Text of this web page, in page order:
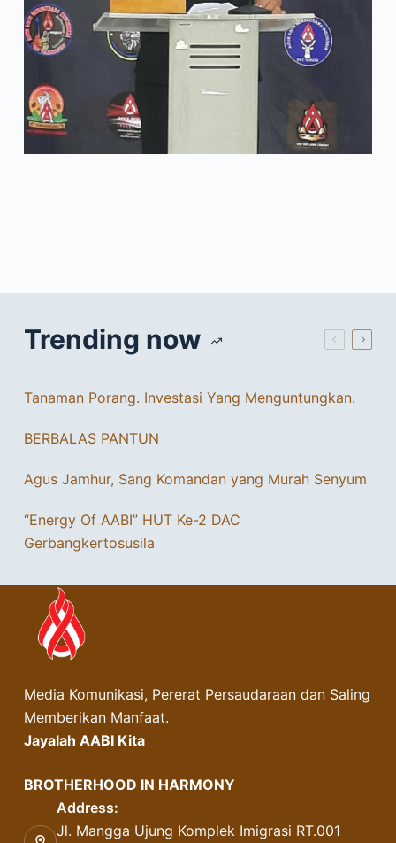
Trending now
Tanaman Porang. Investasi Yang Menguntungkan.
BERBALAS PANTUN
Agus Jamhur, Sang Komandan yang Murah Senyum
“Energy Of AABI” HUT Ke-2 DAC
Gerbangkertosusila
Media Komunikasi, Pererat Persaudaraan dan Saling
Memberikan Manfaat.
Jayalah AABI Kita
BROTHERHOOD IN HARMONY
Address:
Jl. Mangga Ujung Komplek Imigrasi RT.001